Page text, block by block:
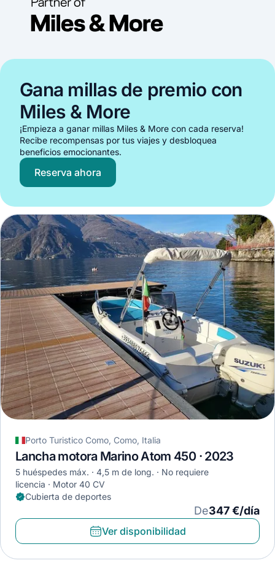
Gana millas de premio con
Miles & More
¡Empieza a ganar millas Miles & More con cada reserva!
Recibe recompensas por tus viajes y desbloquea
beneficios emocionantes.
Reserva ahora
Porto Turistico Como, Como, Italia
Lancha motora Marino Atom 450 · 2023
5 huéspedes máx. 4,5 m de long.
No requiere
licencia
Motor 40 CV
Cubierta de deportes
De347 €/día
Ver disponibilidad